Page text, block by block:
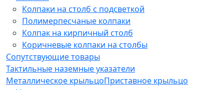
Колпаки на столб с подсветкой
Полимерпесчаные колпаки
Колпак на кирпичный столб
Коричневые колпаки на столбы
Сопутствующие товары
Тактильные наземные указатели
Металлическое крыльцоПриставное крыльцо